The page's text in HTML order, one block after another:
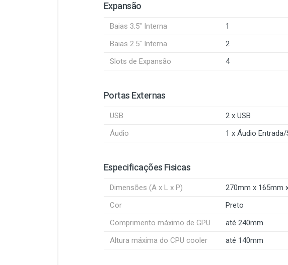
Expansão
Baias 3.5" Interna
1
Baias 2.5" Interna
2
Slots de Expansão
4
Portas Externas
USB
2 x USB
Áudio
1 x Áudio Entrada/
Especificações Fisicas
Dimensões (A x L x P)
270mm x 165mm
Cor
Preto
Comprimento máximo de GPU
até 240mm
Altura máxima do CPU cooler
até 140mm